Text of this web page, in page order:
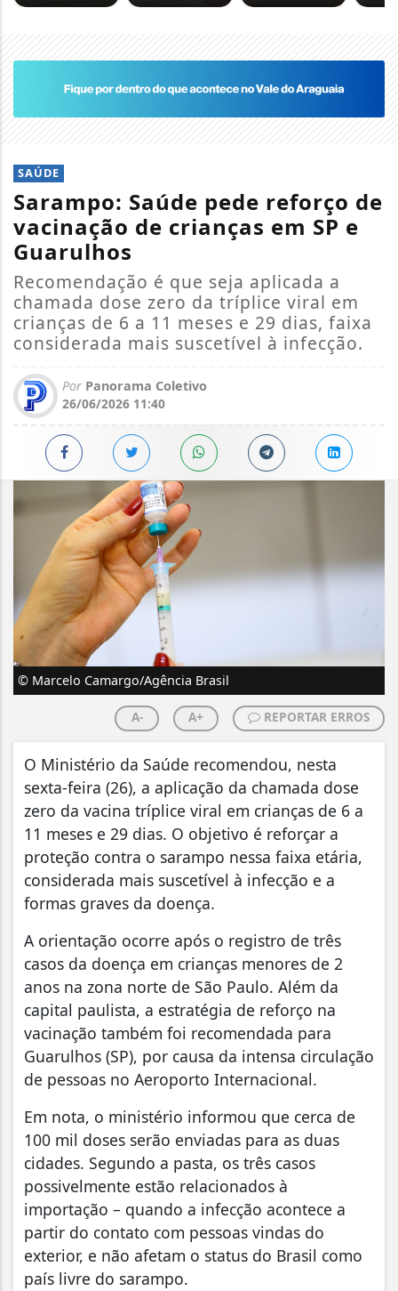
SAÚDE
Sarampo: Saúde pede reforço de
vacinação de crianças em SP e
Guarulhos
Recomendação é que seja aplicada a
chamada dose zero da tríplice viral em
crianças de 6 a 11 meses e 29 dias, faixa
considerada mais suscetível à infecção.
Por Panorama Coletivo
26/06/2026 11:40
© Marcelo Camargo/Agência Brasil
A- A+ REPORTAR ERROS
O Ministério da Saúde recomendou, nesta
sexta-feira (26), a aplicação da chamada dose
zero da vacina tríplice viral em crianças de 6 a
11 meses e 29 dias. O objetivo é reforçar a
proteção contra o sarampo nessa faixa etária,
considerada mais suscetível à infecção e a
formas graves da doença.
A orientação ocorre após o registro de três
casos da doença em crianças menores de 2
anos na zona norte de São Paulo. Além da
capital paulista, a estratégia de reforço na
vacinação também foi recomendada para
Guarulhos (SP), por causa da intensa circulação
de pessoas no Aeroporto Internacional.
Em nota, o ministério informou que cerca de
100 mil doses serão enviadas para as duas
cidades. Segundo a pasta, os três casos
possivelmente estão relacionados à
importação – quando a infecção acontece a
partir do contato com pessoas vindas do
exterior, e não afetam o status do Brasil como
país livre do sarampo.